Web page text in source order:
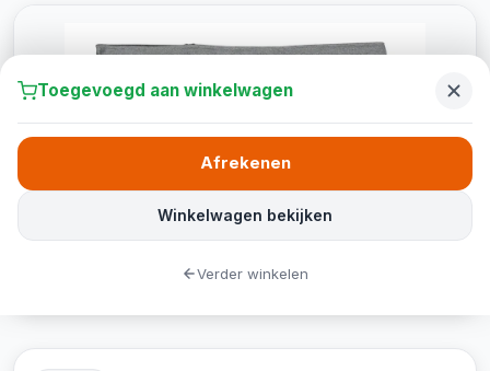
Toegevoegd aan winkelwagen
Winkelwagen bekijken
Afrekenen
Verder winkelen